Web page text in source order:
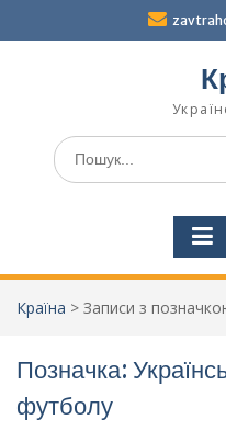
Шукати:
Країна > Записи з
Позначка:
футболу